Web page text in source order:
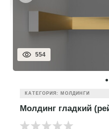
554
КАТЕГОРИЯ: МОЛДИНГИ
Молдинг гладкий